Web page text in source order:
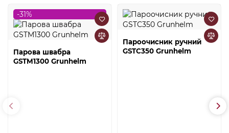
-31%
Парова швабра
GSTM1300 Grunhelm
Пароочисник ручний
GSTC350 Grunhelm